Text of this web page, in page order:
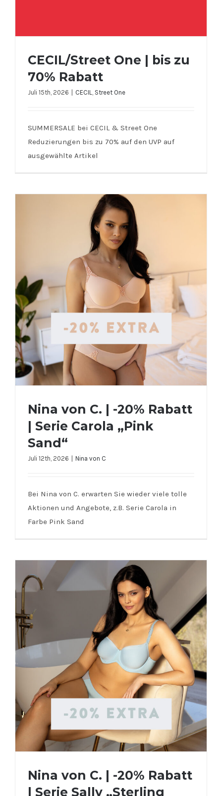
CECIL/Street One | bis zu 70%
Rabatt
CECIL/Street One | bis zu
70% Rabatt
Juli 15th, 2026 CECIL, Street One
SUMMERSALE bei CECIL & Street One
Reduzierungen bis zu 70% auf den UVP auf
ausgewählte Artikel
Nina von C. | -20% Rabatt | Serie
Carola „Pink Sand“
Nina von C. | -20% Rabatt
| Serie Carola „Pink
Sand“
Juli 12th, 2026 Nina von C
Bei Nina von C. erwarten Sie wieder viele tolle
Aktionen und Angebote, z.B. Serie Carola in
Farbe Pink Sand
Nina von C. | -20% Rabatt
| Serie Sally „Sterling